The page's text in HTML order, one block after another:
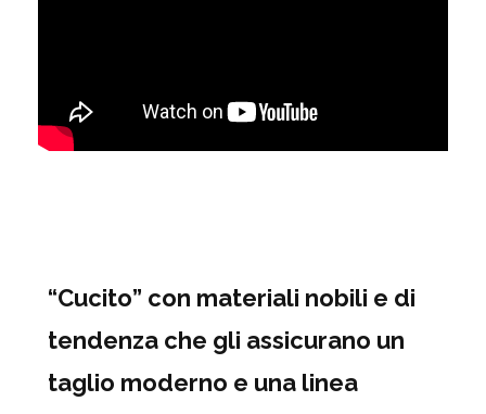
“Cucito” con materiali nobili e di
tendenza che gli assicurano un
taglio moderno e una linea